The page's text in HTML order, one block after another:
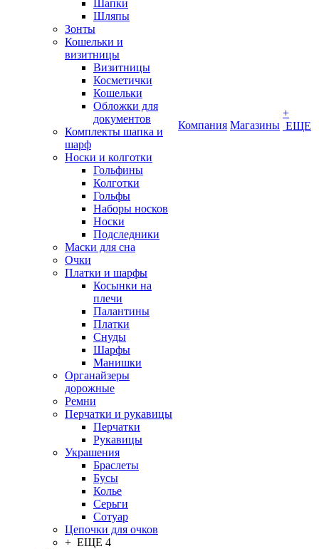
Шапки
Шляпы
Зонты
Кошельки и
визитницы
Визитницы
Косметички
Кошельки
Обложки для
документов
Комплекты шапка и
шарф
Носки и колготки
Гольфины
Колготки
Гольфы
Наборы носков
Носки
Подследники
Маски для сна
Очки
Платки и шарфы
Косынки на
плечи
Палантины
Платки
Снуды
Шарфы
Манишки
Органайзеры
дорожные
Ремни
Перчатки и рукавицы
Перчатки
Рукавицы
Украшения
Браслеты
Бусы
Колье
Серьги
Сотуар
Цепочки для очков
+ ЕЩЕ 4
Компания Магазины
+
ЕЩЕ